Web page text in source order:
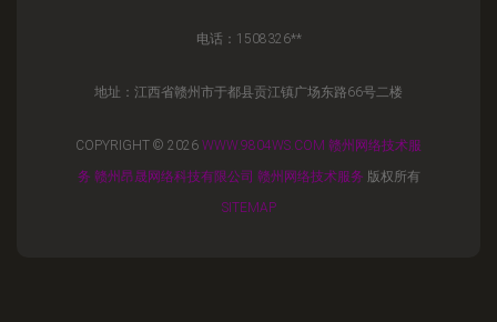
电话：1508326**
地址：江西省赣州市于都县贡江镇广场东路66号二楼
COPYRIGHT © 2026 WWW.9804WS.COM 赣州网络技术服
务 赣州昂晟网络科技有限公司 赣州网络技术服务 版权所有
SITEMAP